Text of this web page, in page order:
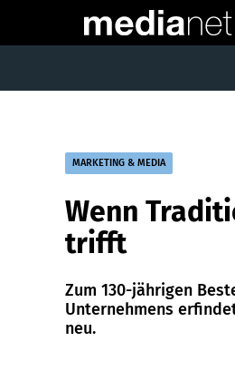
MARKETING & MEDIA
Wenn
trifft
Zum 130-jährigen
Unternehmens
neu.